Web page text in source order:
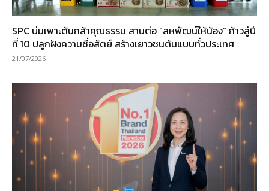
SPC บ่มเพาะต้นกล้าคุณธรรม สานต่อ “สหพัฒน์ให้น้อง” ก้าวสู่ปี
ที่ 10 ปลูกฝังความซื่อสัตย์ สร้างเยาวชนต้นแบบทั่วประเทศ
21/07/2026